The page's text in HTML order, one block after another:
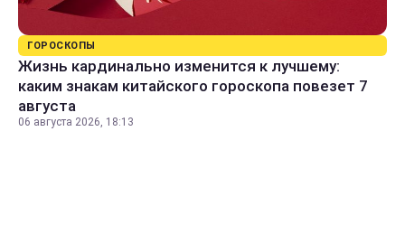
ГОРОСКОПЫ
Жизнь кардинально изменится к лучшему:
каким знакам китайского гороскопа повезет 7
августа
06 августа 2026, 18:13